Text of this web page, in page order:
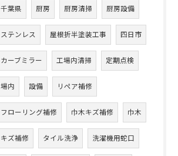
千葉県 厨房 厨房清掃 厨房設備
ステンレス 屋根折半塗装工事 四日市
カーブミラー 工場内清掃 定期点検
場内 設備 リペア補修
フローリング補修 巾木キズ補修 巾木
キズ補修 タイル洗浄 洗濯機用蛇口